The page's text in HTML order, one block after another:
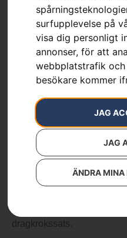
surfupplevelse på
visa dig personligt
annonser, för att
webbplatstrafik
besökare kommer
JAG
JAG
ÄNDRA MINA
Husqvarna
Artikelnummer: 538828701
Kategorier:
tillbehör,för
Varumärken
1 090
dragkrokssats.